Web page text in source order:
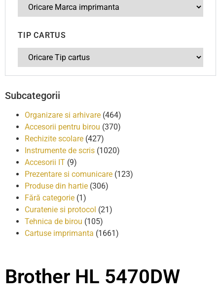
TIP CARTUS
Subcategorii
Organizare si arhivare (464)
Accesorii pentru birou (370)
Rechizite scolare (427)
Instrumente de scris (1020)
Accesorii IT (9)
Prezentare si comunicare (123)
Produse din hartie (306)
Fără categorie (1)
Curatenie si protocol (21)
Tehnica de birou (105)
Cartuse imprimanta (1661)
Brother HL 5470DW